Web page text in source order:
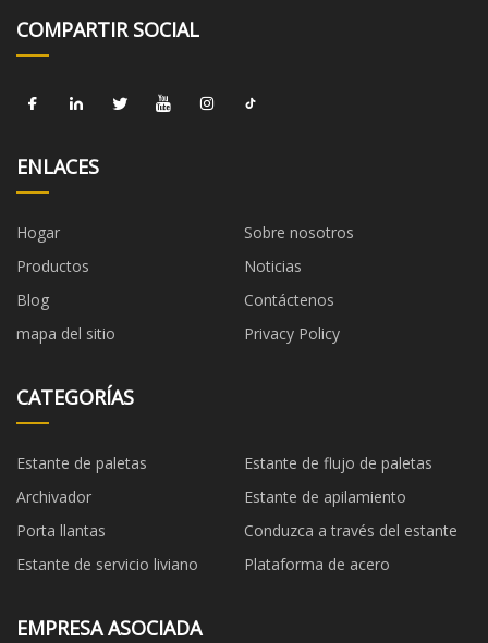
COMPARTIR SOCIAL
ENLACES
Hogar
Sobre nosotros
Productos
Noticias
Blog
Contáctenos
mapa del sitio
Privacy Policy
CATEGORÍAS
Estante de paletas
Estante de flujo de paletas
Archivador
Estante de apilamiento
Porta llantas
Conduzca a través del estante
Estante de servicio liviano
Plataforma de acero
EMPRESA ASOCIADA